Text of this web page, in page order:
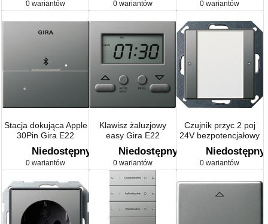
0 wariantów 0 wariantów 0 wariantów
Stacja dokująca Apple
30Pin Gira E22
naturalny stalowy
Niedostępny
0 wariantów
Klawisz żaluzjowy
easy Gira E22
naturalny stalowy
Niedostępny
0 wariantów
Czujnik przyc 2 poj
24V bezpotencjałowy
Gira E22 kolor nat.
stalowy
Niedostępny
0 wariantów